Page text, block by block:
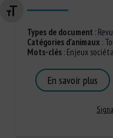
Changer la taille de la police
Types de document :
Catégories d'animaux :
Mots-clés: Enjeux
En savoir plus